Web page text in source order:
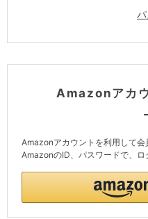
Amazonアカ
Amazonアカウントを利用して会
AmazonのID、パスワードで、ロ